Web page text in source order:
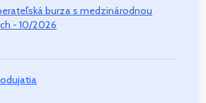
burza s medzinárodnou
- 10/2026